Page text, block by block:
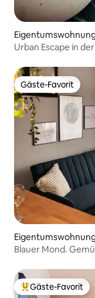
Urban Escape in
Gäste-Favorit
Gäste-Favorit
Blauer Mond.
Beliebter Gäste-
Gäste-Favorit